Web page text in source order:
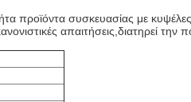
τα προϊόντα συσκευασίας με
απαιτήσεις,διατηρεί την